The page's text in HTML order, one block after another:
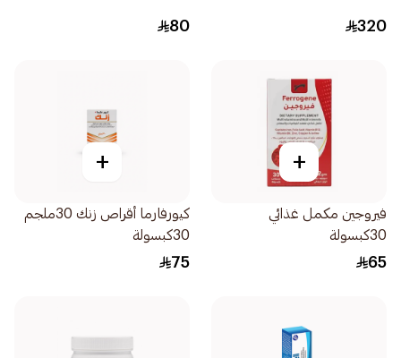
320
80
+
فيروجين مكمل غذائي
30كبسولة
65
+
كيورفارما أقراص زنك 30ملجم
30كبسولة
75